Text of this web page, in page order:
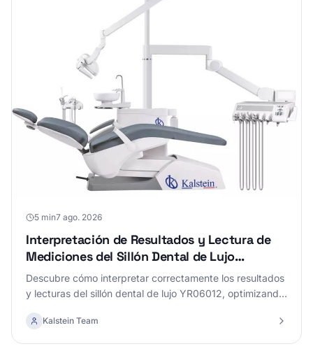
5 min7 ago. 2026
Interpretación de Resultados y Lectura de
Mediciones del Sillón Dental de Lujo
YR06012
Descubre cómo interpretar correctamente los resultados
y lecturas del sillón dental de lujo YR06012, optimizando
paciente.
Kalstein Team